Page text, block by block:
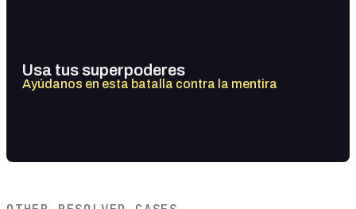
Usa tus superpoderes
Ayúdanos en esta batalla contra la mentira